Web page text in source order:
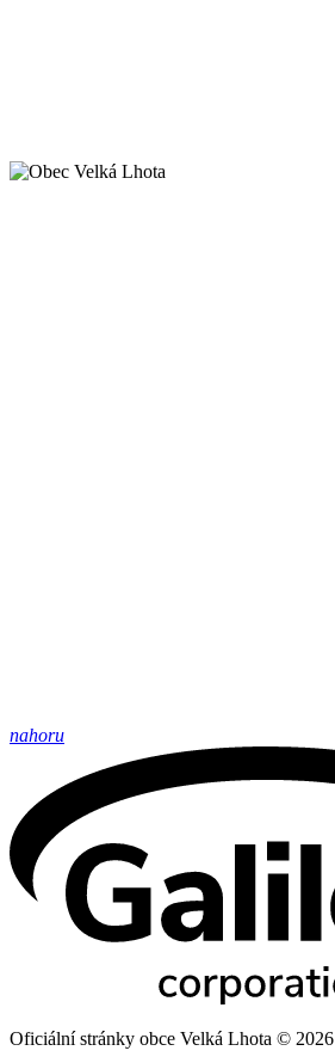
nahoru
Oficiální stránky obce Velká Lhota © 2026